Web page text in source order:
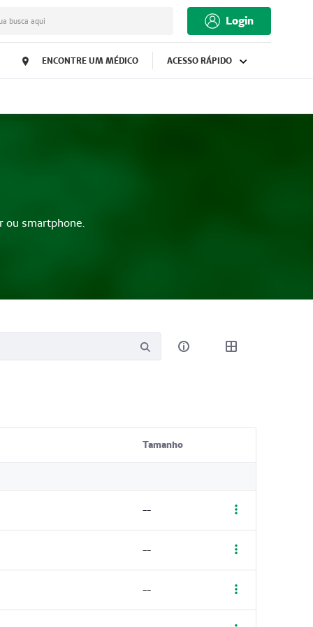
busca aqui Login
ENCONTRE UM MÉDICO ACESSO RÁPIDO
ou smartphone.
Tamanho
-- Mostrar ações
-- Mostrar ações
-- Mostrar ações